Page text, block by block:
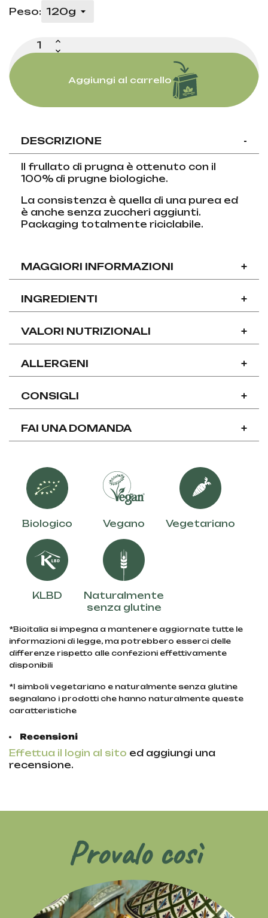
Peso:
Aggiungi al carrello
DESCRIZIONE -
Il frullato di prugna è ottenuto con il
100% di prugne biologiche.
La consistenza è quella di una purea ed
è anche senza zuccheri aggiunti.
Packaging totalmente riciclabile.
MAGGIORI INFORMAZIONI +
INGREDIENTI +
VALORI NUTRIZIONALI +
ALLERGENI +
CONSIGLI +
FAI UNA DOMANDA +
Biologico Vegano Vegetariano
KLBD
Naturalmente
senza glutine
*Bioitalia si impegna a mantenere aggiornate tutte le
informazioni di legge, ma potrebbero esserci delle
differenze rispetto alle confezioni effettivamente
disponibili
*I simboli vegetariano e naturalmente senza glutine
segnalano i prodotti che hanno naturalmente queste
caratteristiche
Recensioni
Effettua il login al sito ed aggiungi una
recensione.
Provalo così